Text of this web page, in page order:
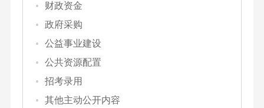
财政资金
政府采购
公益事业建设
公共资源配置
招考录用
其他主动公开内容